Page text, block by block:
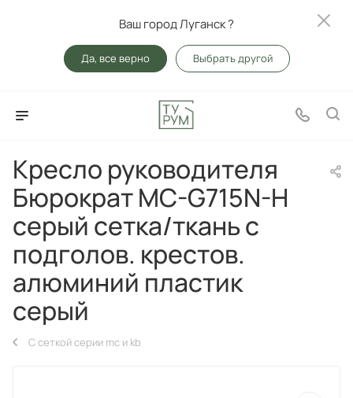
Ваш город Луганск ?
Да, все верно Выбрать другой
Кресло руководителя
Бюрократ MC-G715N-H
серый сетка/ткань с
подголов. крестов.
алюминий пластик
серый
С сеткой серии mc и kb